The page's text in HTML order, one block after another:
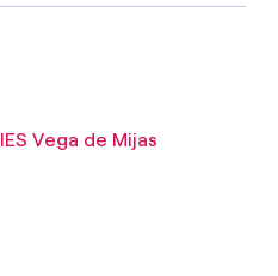
IES Vega de Mijas